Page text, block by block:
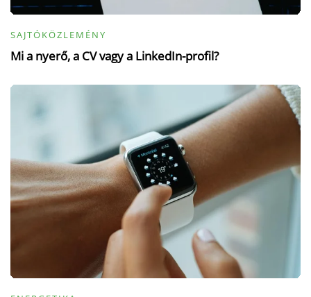
SAJTÓKÖZLEMÉNY
Mi a nyerő, a CV vagy a LinkedIn-profil?